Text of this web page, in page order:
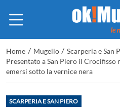
Home / Mugello / Scarperia e San
Presentato a San Piero il
emersi sotto la vernice nera
SCARPERIA E SAN PIERO